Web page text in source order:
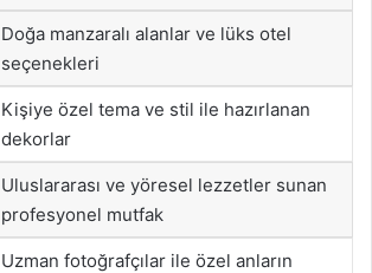
Doğa manzaralı alanlar ve lüks otel
seçenekleri
Kişiye özel tema ve stil ile hazırlanan
dekorlar
Uluslararası ve yöresel lezzetler sunan
profesyonel mutfak
Uzman fotoğrafçılar ile özel anların